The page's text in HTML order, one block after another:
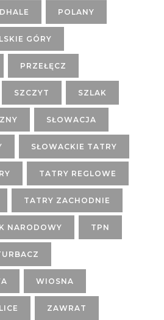
POLANY
GÓRY
PRZEŁĘCZ
SZCZYT SZLAK
SŁOWACJA
SŁOWACKIE TATRY
TATRY REGLOWE
TATRY ZACHODNIE
NARODOWY TPN
WIOSNA
ZAWRAT